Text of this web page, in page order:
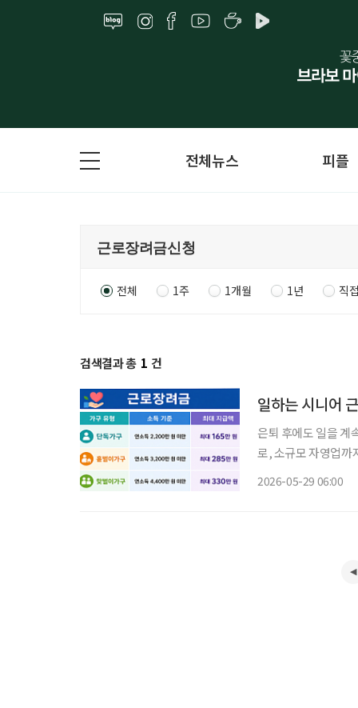
전체뉴스 피플
전체 1주 1개월 1년 직
검색결과 총 1 건
일하는 시니어
은퇴 후에도 일을 계
로, 소규모 자영업까
2026-05-29 06:00